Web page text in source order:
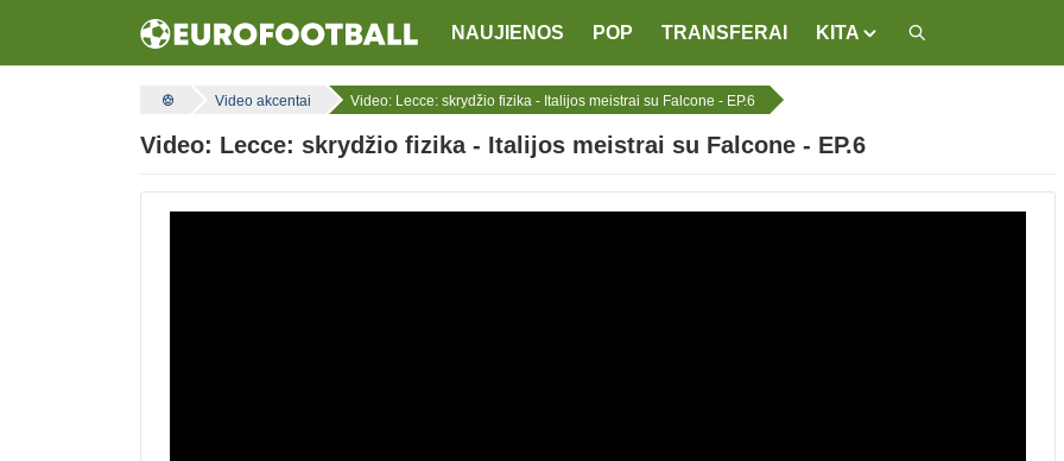
NAUJIENOS POP TRANSFERAI KITA
Video akcentai Video: Lecce: skrydžio fizika - Italijos meistrai su Falcone - EP.6
Video: Lecce: skrydžio fizika - Italijos meistrai su Falcone - EP.6